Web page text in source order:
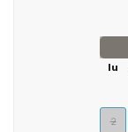
lu
2